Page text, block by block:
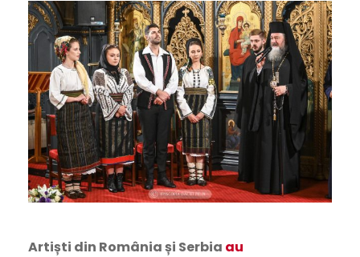
Artiști din România și Serbia au